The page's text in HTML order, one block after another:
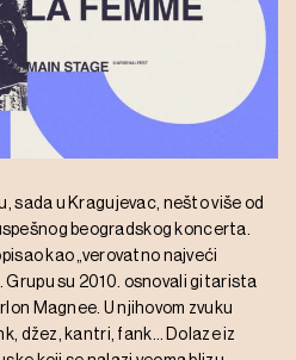
sada u Kragujevac, nešto više od
beogradskog koncerta.
kao „verovatno najveći
su 2010. osnovali gitarista
Magnee. U njihovom zvuku
džez, kantri, fank… Dolaze iz